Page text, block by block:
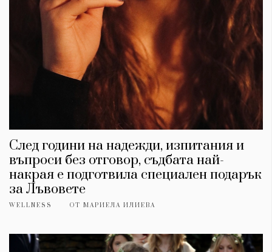
След години на надежди, изпитания и
въпроси без отговор, съдбата най-
накрая е подготвила специален подарък
за Лъвовете
WELLNESS ОТ МАРИЕЛА ИЛИЕВА
Пътувай
СЛЕДВАЙТЕ НИ
Instagram Twitter
Pinterest
Spotify Soundcloud
Ако нашият сайт ви харесва, можете да се абонирате за
седмичния ни нюзлетър тук:
© 2026, HighViewArt | Всички права запазени